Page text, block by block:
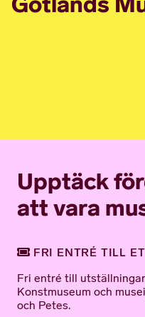
Upptäck
att vara
FRI ENTRÉ TILL
Fri entré till
Konstmuseum och
och Petes.